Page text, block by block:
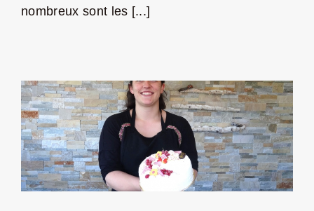
nombreux sont les [...]